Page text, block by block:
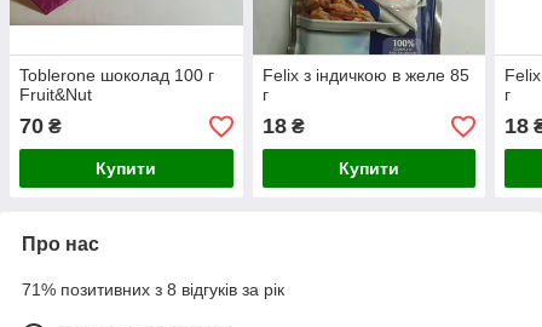
Toblerone шоколад 100 г
Fruit&Nut
70 ₴
Купити
Felix з індичкою в желе 85
г
18₴
Купити
г
18
Про нас
71% позитивних з 8 відгуків за рік